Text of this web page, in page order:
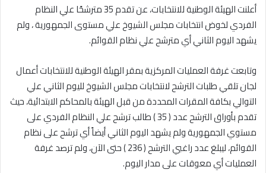
أعلنت الهيئة الوطنية للانتخابات، عن تقدم 35 مترشحًا علي النظام
الفردي لخوض انتخابات مجلس الشيوخ علي مستوى الجمهورية ، ولم
يشهد اليوم الثاني أي مترشح علي نظام القوائم.
وتابعت غرفة العمليات المركزية بمقر الهيئة الوطنية للانتخابات أعمال
لجان تلقي طلبات الترشح لانتخابات مجلس الشيوخ لليوم الثاني علي
التوالي بكافة المقرات المحددة من قبل الهيئة بالمحاكم الابتدائية، حيث
تقدم بأوراق الترشح عدد ( 35 ) طالب ترشح علي النظام الفردي على
مستوي الجمهورية ولم يشهد اليوم الثاني أيضاً أي ترشح على نظام
القوائم، ليبلغ عدد راغبي الترشح ( 236 ) حتى الآن، ولم ترصد غرفة
العمليات أي معوقات على مدار اليوم.